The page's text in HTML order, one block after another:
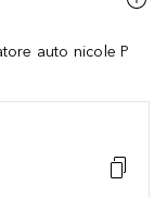
auto nicole P